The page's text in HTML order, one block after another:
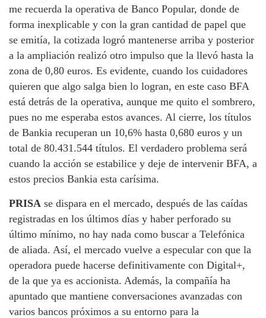
me recuerda la operativa de Banco Popular, donde de
forma inexplicable y con la gran cantidad de papel que
se emitía, la cotizada logró mantenerse arriba y posterior
a la ampliación realizó otro impulso que la llevó hasta la
zona de 0,80 euros. Es evidente, cuando los cuidadores
quieren que algo salga bien lo logran, en este caso BFA
está detrás de la operativa, aunque me quito el sombrero,
pues no me esperaba estos avances. Al cierre, los títulos
de Bankia recuperan un 10,6% hasta 0,680 euros y un
total de 80.431.544 títulos. El verdadero problema será
cuando la acción se estabilice y deje de intervenir BFA, a
estos precios Bankia esta carísima.
PRISA se dispara en el mercado, después de las caídas
registradas en los últimos días y haber perforado su
último mínimo, no hay nada como buscar a Telefónica
de aliada. Así, el mercado vuelve a especular con que la
operadora puede hacerse definitivamente con Digital+,
de la que ya es accionista. Además, la compañía ha
apuntado que mantiene conversaciones avanzadas con
varios bancos próximos a su entorno para la